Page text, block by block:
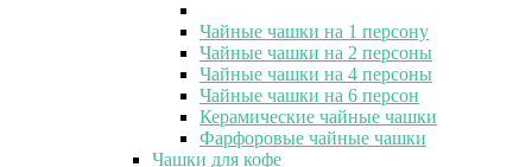
Чайные чашки на 1 персону
Чайные чашки на 2 персоны
Чайные чашки на 4 персоны
Чайные чашки на 6 персон
Керамические чайные чашки
Фарфоровые чайные чашки
Чашки для кофе